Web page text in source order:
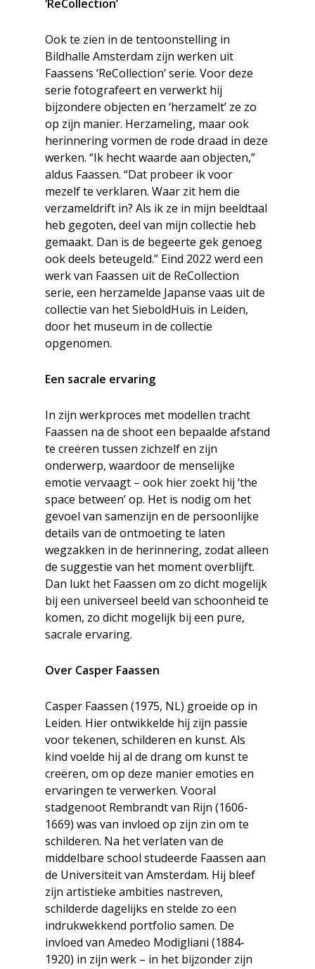
‘ReCollection’
Ook te zien in de tentoonstelling in
Bildhalle Amsterdam zijn werken uit
Faassens ‘ReCollection’ serie. Voor deze
serie fotografeert en verwerkt hij
bijzondere objecten en ‘herzamelt’ ze zo
op zijn manier. Herzameling, maar ook
herinnering vormen de rode draad in deze
werken. “Ik hecht waarde aan objecten,”
aldus Faassen. “Dat probeer ik voor
mezelf te verklaren. Waar zit hem die
verzameldrift in? Als ik ze in mijn beeldtaal
heb gegoten, deel van mijn collectie heb
gemaakt. Dan is de begeerte gek genoeg
ook deels beteugeld.” Eind 2022 werd een
werk van Faassen uit de ReCollection
serie, een herzamelde Japanse vaas uit de
collectie van het SieboldHuis in Leiden,
door het museum in de collectie
opgenomen.
Een sacrale ervaring
In zijn werkproces met modellen tracht
Faassen na de shoot een bepaalde afstand
te creëren tussen zichzelf en zijn
onderwerp, waardoor de menselijke
emotie vervaagt – ook hier zoekt hij ‘the
space between’ op. Het is nodig om het
gevoel van samenzijn en de persoonlijke
details van de ontmoeting te laten
wegzakken in de herinnering, zodat alleen
de suggestie van het moment overblijft.
Dan lukt het Faassen om zo dicht mogelijk
bij een universeel beeld van schoonheid te
komen, zo dicht mogelijk bij een pure,
sacrale ervaring.
Over Casper Faassen
Casper Faassen (1975, NL) groeide op in
Leiden. Hier ontwikkelde hij zijn passie
voor tekenen, schilderen en kunst. Als
kind voelde hij al de drang om kunst te
creëren, om op deze manier emoties en
ervaringen te verwerken. Vooral
stadgenoot Rembrandt van Rijn (1606-
1669) was van invloed op zijn zin om te
schilderen. Na het verlaten van de
middelbare school studeerde Faassen aan
de Universiteit van Amsterdam. Hij bleef
zijn artistieke ambities nastreven,
schilderde dagelijks en stelde zo een
indrukwekkend portfolio samen. De
invloed van Amedeo Modigliani (1884-
1920) in zijn werk – in het bijzonder zijn